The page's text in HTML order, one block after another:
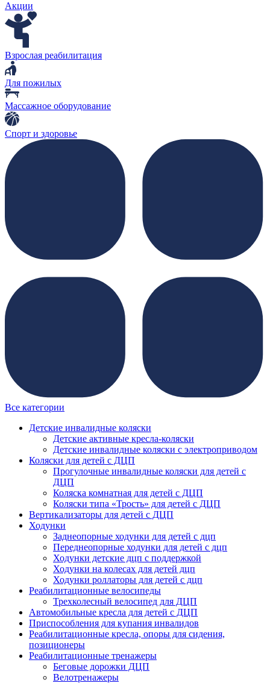
Акции
Взрослая реабилитация
Для пожилых
Массажное оборудование
Спорт и здоровье
Все категории
Детские инвалидные коляски
Детские активные кресла-коляски
Детские инвалидные коляски с электроприводом
Коляски для детей с ДЦП
Прогулочные инвалидные коляски для детей с
ДЦП
Коляска комнатная для детей с ДЦП
Коляски типа «Трость» для детей с ДЦП
Вертикализаторы для детей с ДЦП
Ходунки
Заднеопорные ходунки для детей с дцп
Переднеопорные ходунки для детей с дцп
Ходунки детские дцп с поддержкой
Ходунки на колесах для детей дцп
Ходунки роллаторы для детей с дцп
Реабилитационные велосипеды
Трехколесный велосипед для ДЦП
Автомобильные кресла для детей с ДЦП
Приспособления для купания инвалидов
Реабилитационные кресла, опоры для сидения,
позиционеры
Реабилитационные тренажеры
Беговые дорожки ДЦП
Велотренажеры